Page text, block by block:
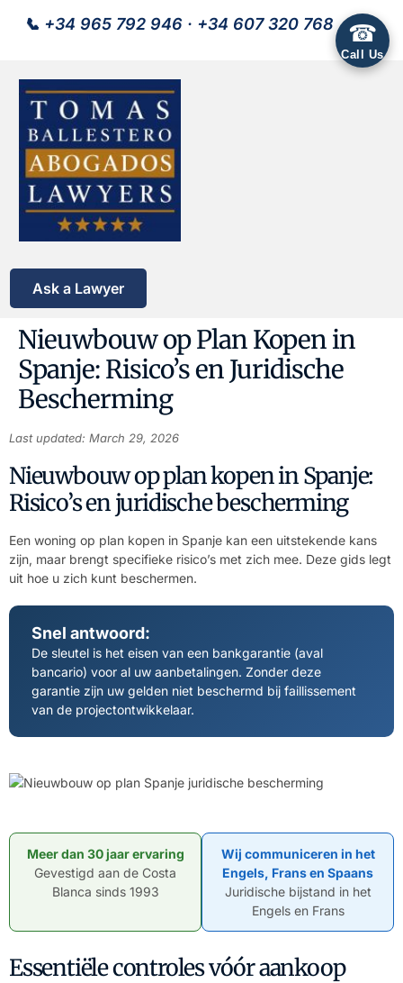
📞 +34 965 792 946 · +34 607 320 768
Ask a Lawyer
Nieuwbouw op Plan Kopen in
Spanje: Risico’s en Juridische
Bescherming
Last updated: March 29, 2026
Nieuwbouw op plan kopen in Spanje:
Risico’s en juridische bescherming
Een woning op plan kopen in Spanje kan een uitstekende kans
zijn, maar brengt specifieke risico’s met zich mee. Deze gids legt
uit hoe u zich kunt beschermen.
Snel antwoord:
De sleutel is het eisen van een bankgarantie (aval
bancario) voor al uw aanbetalingen. Zonder deze
garantie zijn uw gelden niet beschermd bij faillissement
van de projectontwikkelaar.
Meer dan 30 jaar ervaring
Gevestigd aan de Costa
Blanca sinds 1993
Wij communiceren in het
Engels, Frans en Spaans
Juridische bijstand in het
Engels en Frans
Essentiële controles vóór aankoop
☎
Call Us